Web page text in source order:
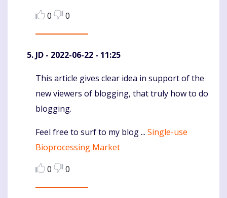
0
0
JD - 2022-06-22 - 11:25
Komentaras
This article gives clear idea in support of the
new viewers of blogging, that truly how to do
blogging.
Feel free to surf to my blog ... Single-use
Bioprocessing Market
0
0